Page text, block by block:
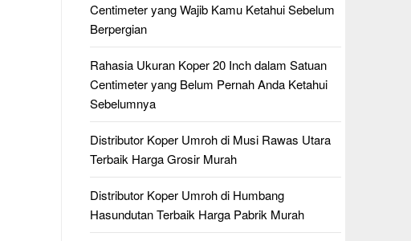
Centimeter yang Wajib Kamu Ketahui Sebelum
Berpergian
Rahasia Ukuran Koper 20 Inch dalam Satuan
Centimeter yang Belum Pernah Anda Ketahui
Sebelumnya
Distributor Koper Umroh di Musi Rawas Utara
Terbaik Harga Grosir Murah
Distributor Koper Umroh di Humbang
Hasundutan Terbaik Harga Pabrik Murah